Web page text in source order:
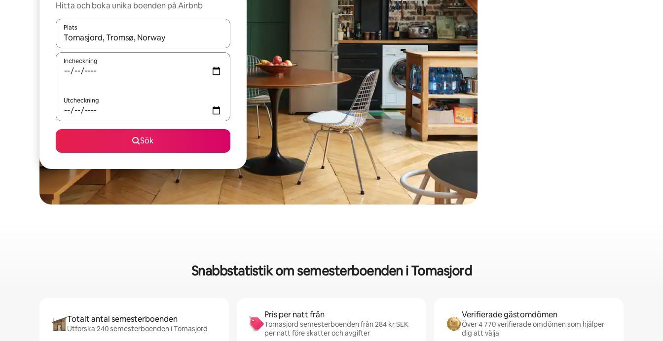
Hitta och boka unika boenden på Airbnb
Plats
När resultaten är tillgängliga kan du navigera med upp- och nedåtpilarna eller utforska genom att trycka eller svepa.
Incheckning
Utcheckning
Sök
Snabbstatistik om semesterboenden i Tomasjord
Totalt antal semesterboenden
Utforska 240 semesterboenden i Tomasjord
Pris per natt från
Tomasjord semesterboenden från 284 kr SEK
per natt före skatter och avgifter
Verifierade gästomdömen
Över 4 770 verifierade omdömen som hjälper
dig att välja